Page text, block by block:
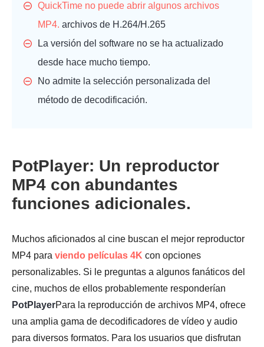
QuickTime no puede abrir algunos archivos
MP4. archivos de H.264/H.265
La versión del software no se ha actualizado
desde hace mucho tiempo.
No admite la selección personalizada del
método de decodificación.
PotPlayer: Un reproductor
MP4 con abundantes
funciones adicionales.
Muchos aficionados al cine buscan el mejor reproductor
MP4 para viendo películas 4K con opciones
personalizables. Si le preguntas a algunos fanáticos del
cine, muchos de ellos probablemente responderían
PotPlayerPara la reproducción de archivos MP4, ofrece
una amplia gama de decodificadores de vídeo y audio
para diversos formatos. Para los usuarios que disfrutan